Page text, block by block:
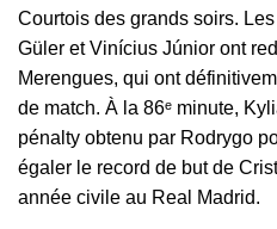
Courtois des grands soirs.
Güler et Vinícius Júnior ont
Merengues, qui ont
de match. À la 86ᵉ minute,
pénalty obtenu par Rodrygo
égaler le record de but de
année civile au Real Madrid.